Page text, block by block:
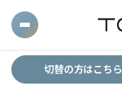
東
武
メ
ニ
切替の方はこちら